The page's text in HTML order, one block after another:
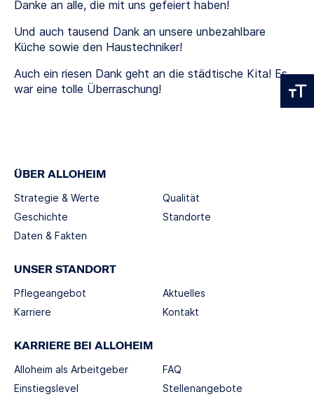
Danke an alle, die mit uns gefeiert haben!
Und auch tausend Dank an unsere unbezahlbare
Küche sowie den Haustechniker!
Auch ein riesen Dank geht an die städtische Kita! Es
war eine tolle Überraschung!
ÜBER ALLOHEIM
Strategie & Werte
Geschichte
Daten & Fakten
Qualität
Standorte
UNSER STANDORT
Pflegeangebot
Karriere
Aktuelles
Kontakt
KARRIERE BEI ALLOHEIM
Alloheim als Arbeitgeber
Einstiegslevel
FAQ
Stellenangebote